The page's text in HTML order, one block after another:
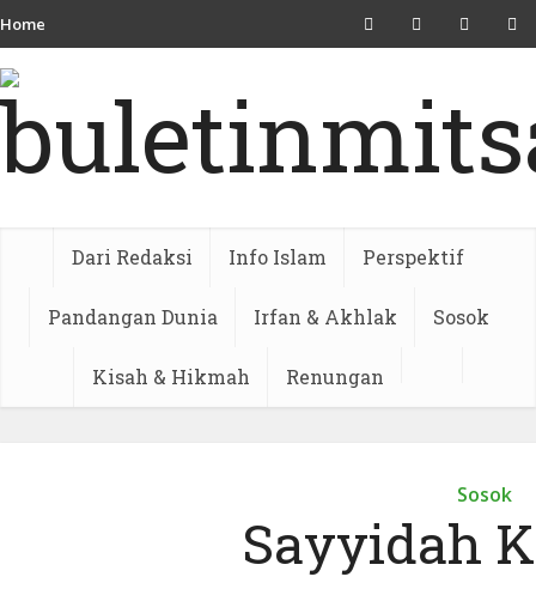
Home
Dari Redaksi Info Islam Perspektif
Pandangan Dunia Irfan & Akhlak Sosok
Kisah & Hikmah Renungan
Sosok
Sayyidah